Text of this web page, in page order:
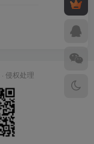
· 侵权处理